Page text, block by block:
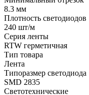
8.3 мм
Плотность светодиодов
240 шт/м
Серия ленты
RTW герметичная
Тип товара
Лента
Типоразмер светодиода
SMD 2835
Светотехнические